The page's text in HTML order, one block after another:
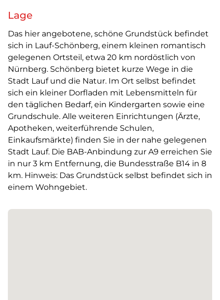
Lage
Das hier angebotene, schöne Grundstück befindet
sich in Lauf-Schönberg, einem kleinen romantisch
gelegenen Ortsteil, etwa 20 km nordöstlich von
Nürnberg. Schönberg bietet kurze Wege in die
Stadt Lauf und die Natur. Im Ort selbst befindet
sich ein kleiner Dorfladen mit Lebensmitteln für
den täglichen Bedarf, ein Kindergarten sowie eine
Grundschule. Alle weiteren Einrichtungen (Ärzte,
Apotheken, weiterführende Schulen,
Einkaufsmärkte) finden Sie in der nahe gelegenen
Stadt Lauf. Die BAB-Anbindung zur A9 erreichen Sie
in nur 3 km Entfernung, die Bundesstraße B14 in 8
km. Hinweis: Das Grundstück selbst befindet sich in
einem Wohngebiet.